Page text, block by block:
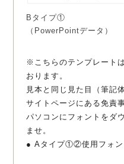
Bタイプ①
（PowerPointデータ）
※こちらのテンプレート
おります。
見本と同じ見た目（筆記
サイトページにある免責
パソコンにフォントをダ
ませ。
● Aタイプ①②使用フォン